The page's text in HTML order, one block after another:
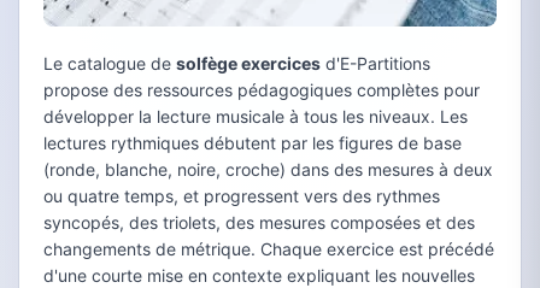
Le catalogue de solfège exercices d'E-Partitions
propose des ressources pédagogiques complètes pour
développer la lecture musicale à tous les niveaux. Les
lectures rythmiques débutent par les figures de base
(ronde, blanche, noire, croche) dans des mesures à deux
ou quatre temps, et progressent vers des rythmes
syncopés, des triolets, des mesures composées et des
changements de métrique. Chaque exercice est précédé
d'une courte mise en contexte expliquant les nouvelles